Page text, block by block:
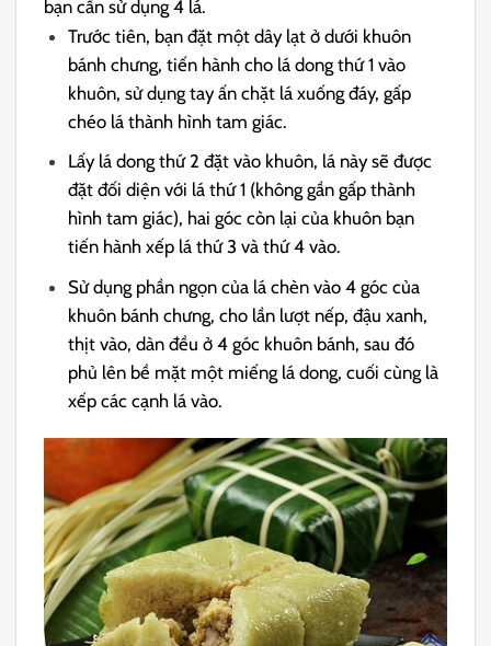
bạn cần sử dụng 4 lá.
Trước tiên, bạn đặt một dây lạt ở dưới khuôn
bánh chưng, tiến hành cho lá dong thứ 1 vào
khuôn, sử dụng tay ấn chặt lá xuống đáy, gấp
chéo lá thành hình tam giác.
Lấy lá dong thứ 2 đặt vào khuôn, lá này sẽ được
đặt đối diện với lá thứ 1 (không gần gấp thành
hình tam giác), hai góc còn lại của khuôn bạn
tiến hành xếp lá thứ 3 và thứ 4 vào.
Sử dụng phần ngọn của lá chèn vào 4 góc của
khuôn bánh chưng, cho lần lượt nếp, đậu xanh,
thịt vào, dàn đều ở 4 góc khuôn bánh, sau đó
phủ lên bề mặt một miếng lá dong, cuối cùng là
xếp các cạnh lá vào.